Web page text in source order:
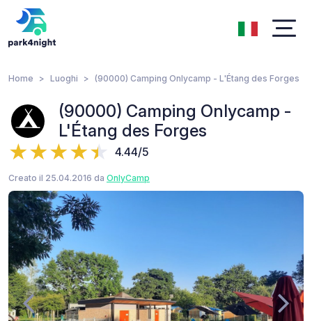
Home Luoghi (90000) Camping Onlycamp - L'Étang des Forges
(90000) Camping Onlycamp -
L'Étang des Forges
4.44/5
Creato il 25.04.2016 da OnlyCamp